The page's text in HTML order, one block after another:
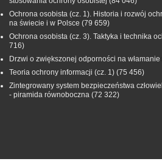
Ochrona osobista (cz. 1). Historia i rozwój
na świecie i w Polsce (79 659)
Ochrona osobista (cz. 3). Taktyka i technika
716)
Drzwi o zwiększonej odporności na włamanie
Teoria ochrony informacji (cz. 1) (75 456)
Zintegrowany system bezpieczeństwa
- piramida równoboczna (72 322)